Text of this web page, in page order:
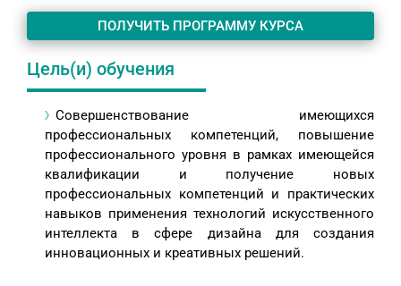
ПОЛУЧИТЬ ПРОГРАММУ КУРСА
Цель(и) обучения
Совершенствование имеющихся
профессиональных компетенций, повышение
профессионального уровня в рамках имеющейся
квалификации и получение новых
профессиональных компетенций и практических
навыков применения технологий искусственного
интеллекта в сфере дизайна для создания
инновационных и креативных решений.